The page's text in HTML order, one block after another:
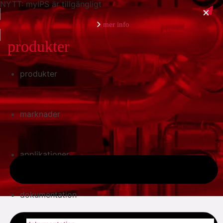
NYTT: myIPS är tillgängligt
mer info
stäng
produkter
marknader
applikationer
dokumentation
produkter